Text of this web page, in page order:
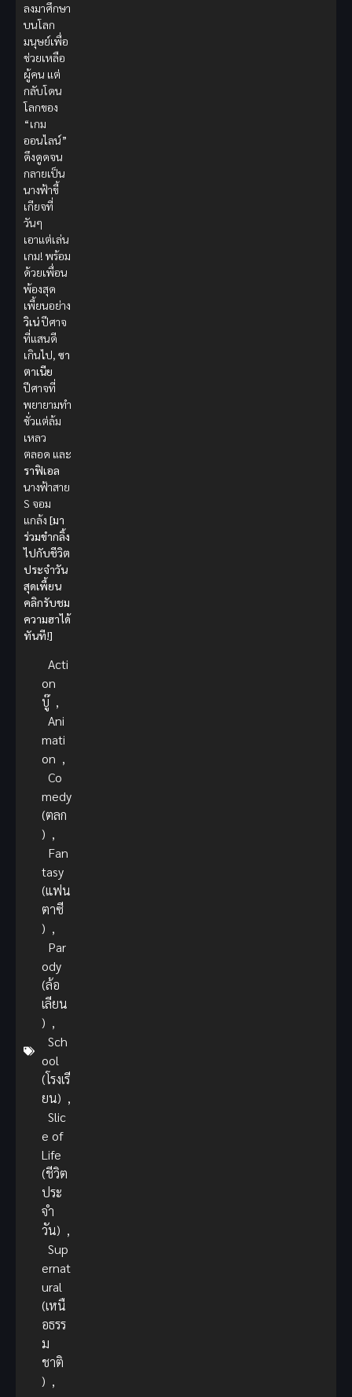
ลงมาศึกษา
บนโลก
มนุษย์เพื่อ
ช่วยเหลือ
ผู้คน แต่
กลับโดน
โลกของ
“เกม
ออนไลน์”
ดึงดูดจน
กลายเป็น
นางฟ้าขี้
เกียจที่
วันๆ
เอาแต่เล่น
เกม! พร้อม
ด้วยเพื่อน
พ้องสุด
เพี้ยนอย่าง
วิเน่ปีศาจ
ที่แสนดี
เกินไป, ซา
ตาเนีย
ปีศาจที่
พยายามทำ
ชั่วแต่ล้ม
เหลว
ตลอด และ
ราฟิเอล
นางฟ้าสาย
S จอม
แกล้ง [มา
ร่วมขำกลิ้ง
ไปกับชีวิต
ประจำวัน
สุดเพี้ยน
คลิกรับชม
ความฮาได้
ทันที!]
Acti
on
บู๊ ,
Ani
mati
on ,
Co
medy
(ตลก
) ,
Fan
tasy
(แฟน
ตาซี
) ,
Par
ody
(ล้อ
เลียน
) ,
Sch
ool
(โรงเรี
ยน) ,
Slic
e of
Life
(ชีวิต
ประ
จำ
วัน) ,
Sup
ernat
ural
(เหนื
อธรร
ม
ชาติ
) ,